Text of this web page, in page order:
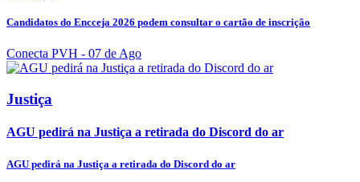
Candidatos do Encceja 2026 podem consultar o cartão de inscrição
Conecta PVH - 07 de Ago
Justiça
AGU pedirá na Justiça a retirada do Discord do ar
AGU pedirá na Justiça a retirada do Discord do ar